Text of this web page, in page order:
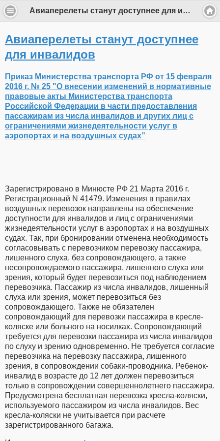
Авиаперелеты станут доступнее для инвалидов
Авиаперелеты станут доступнее
для инвалидов
Приказ Министерства транспорта РФ от 15 февраля
2016 г. № 25 "О внесении изменений в нормативные
правовые акты Министерства транспорта
Российской Федерации в части предоставления
пассажирам из числа инвалидов и других лиц с
ограничениями жизнедеятельности услуг в
аэропортах и на воздушных судах”
Зарегистрировано в Минюсте РФ 21 Марта 2016 г.
Регистрационный N 41479. Изменения в правилах
воздушных перевозок направлены на обеспечение
доступности для инвалидов и лиц с ограничениями
жизнедеятельности услуг в аэропортах и на воздушных
судах. Так, при бронировании отменена необходимость
согласовывать с перевозчиком перевозку пассажира,
лишенного слуха, без сопровождающего, а также
несопровождаемого пассажира, лишенного слуха или
зрения, который будет перевозиться под наблюдением
перевозчика. Пассажир из числа инвалидов, лишенный
слуха или зрения, может перевозиться без
сопровождающего. Также не обязателен
сопровождающий для перевозки пассажира в кресле-
коляске или больного на носилках. Сопровождающий
требуется для перевозки пассажира из числа инвалидов
по слуху и зрению одновременно. Не требуется согласие
перевозчика на перевозку пассажира, лишенного
зрения, в сопровождении собаки-проводника. Ребенок-
инвалид в возрасте до 12 лет должен перевозиться
только в сопровождении совершеннолетнего пассажира.
Предусмотрена бесплатная перевозка кресла-коляски,
используемого пассажиром из числа инвалидов. Вес
кресла-коляски не учитывается при расчете
зарегистрированного багажа.